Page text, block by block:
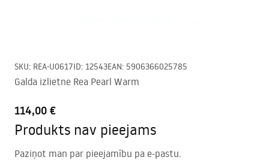
SKU: REA-U0617ID: 12543EAN: 5906366025785
Galda izlietne Rea Pearl Warm
114,00 €
Produkts nav pieejams
Paziņot man par pieejamību pa e-pastu.